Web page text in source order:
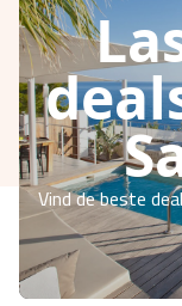
Vind de beste